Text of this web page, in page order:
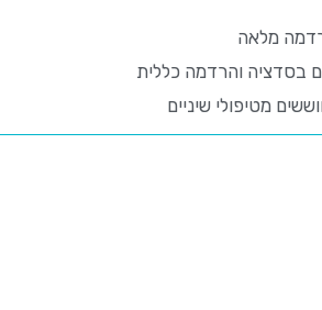
מלאה
בסדציה והרדמה כללית
מטיפולי שיניים